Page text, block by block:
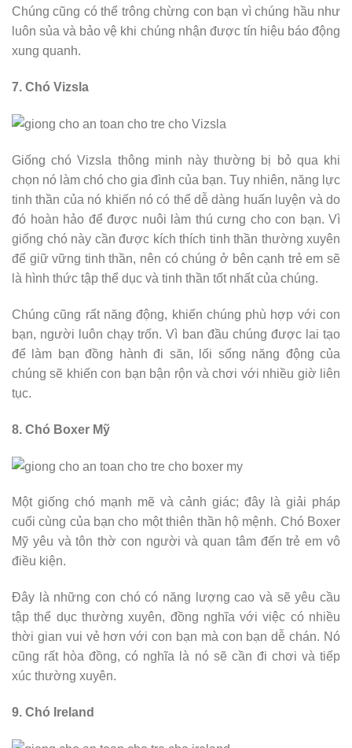
Chúng cũng có thể trông chừng con bạn vì chúng hầu như
luôn sủa và bảo vệ khi chúng nhận được tín hiệu báo động
xung quanh.
7. Chó Vizsla
Giống chó Vizsla thông minh này thường bị bỏ qua khi
chọn nó làm chó cho gia đình của bạn. Tuy nhiên, năng lực
tinh thần của nó khiến nó có thể dễ dàng huấn luyện và do
đó hoàn hảo để được nuôi làm thú cưng cho con bạn. Vì
giống chó này cần được kích thích tinh thần thường xuyên
để giữ vững tinh thần, nên có chúng ở bên cạnh trẻ em sẽ
là hình thức tập thể dục và tinh thần tốt nhất của chúng.
Chúng cũng rất năng động, khiến chúng phù hợp với con
bạn, người luôn chạy trốn. Vì ban đầu chúng được lai tạo
để làm bạn đồng hành đi săn, lối sống năng động của
chúng sẽ khiến con bạn bận rộn và chơi với nhiều giờ liên
tục.
8. Chó Boxer Mỹ
Một giống chó mạnh mẽ và cảnh giác; đây là giải pháp
cuối cùng của bạn cho một thiên thần hộ mệnh. Chó Boxer
Mỹ yêu và tôn thờ con người và quan tâm đến trẻ em vô
điều kiện.
Đây là những con chó có năng lượng cao và sẽ yêu cầu
tập thể dục thường xuyên, đồng nghĩa với việc có nhiều
thời gian vui vẻ hơn với con bạn mà con bạn dễ chán. Nó
cũng rất hòa đồng, có nghĩa là nó sẽ cần đi chơi và tiếp
xúc thường xuyên.
9. Chó Ireland